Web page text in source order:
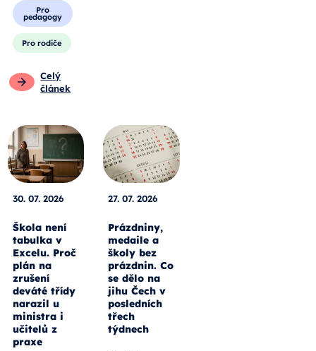
Pro
pedagogy
Pro rodiče
Celý
článek
30. 07. 2026
Škola není
tabulka v
Excelu. Proč
plán na
zrušení
deváté třídy
narazil u
ministra i
učitelů z
praxe
27. 07. 2026
Prázdniny,
medaile a
školy bez
prázdnin. Co
se dělo na
jihu Čech v
posledních
třech
týdnech